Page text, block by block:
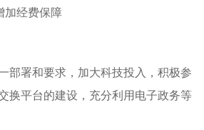
加经费保障
部署和要求，加大科技投入，积极参
换平台的建设，充分利用电子政务等